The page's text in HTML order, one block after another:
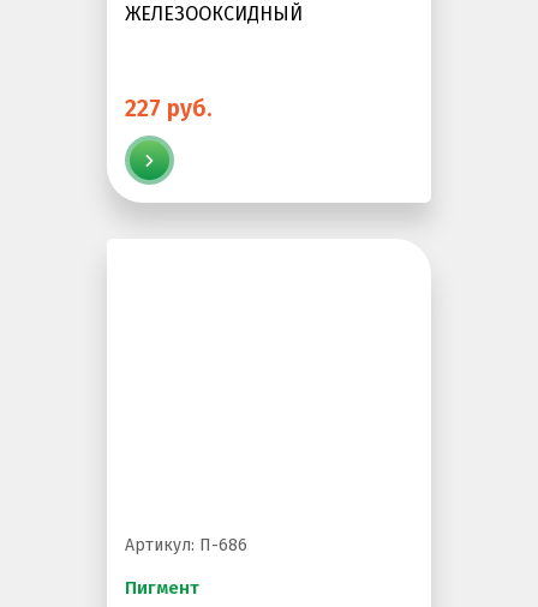
ЖЕЛЕЗООКСИДНЫЙ
227 руб.
Артикул: П-686
Пигмент